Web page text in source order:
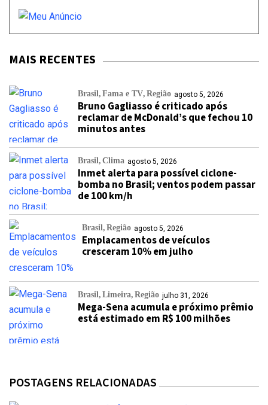
MAIS RECENTES
Brasil Fama e TV Região agosto 5, 2026
Bruno Gagliasso é criticado após
reclamar de McDonald’s que fechou 10
minutos antes
Brasil Clima agosto 5, 2026
Inmet alerta para possível ciclone-
bomba no Brasil; ventos podem passar
de 100 km/h
Brasil Região agosto 5, 2026
Emplacamentos de veículos
cresceram 10% em julho
Brasil Limeira Região julho 31, 2026
Mega-Sena acumula e próximo prêmio
está estimado em R$ 100 milhões
POSTAGENS RELACIONADAS